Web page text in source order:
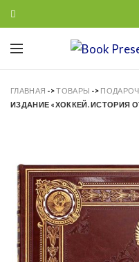
ГЛАВНАЯ ->ТОВАРЫ ->
ИЗДАНИЕ «ХОККЕЙ. ИСТОРИЯ